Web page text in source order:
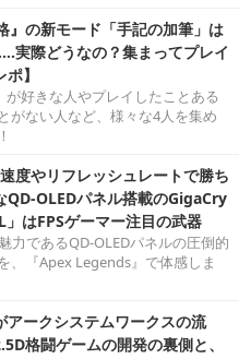
』の新モード「手記の加筆」は
実際どうなの？集まってプレイ
】
が好きな人やプレイしたことある
がない人など、様々な4人を集め
度やリフレッシュレートで勝ち
QD-OLEDパネル搭載のGigaCry
はFPSゲーマー注目の武器
力であるQD-OLEDパネルの圧倒的
、『Apex Legends』で体感しま
アークシステムワークスの流
格闘ゲームの開発の裏側と、